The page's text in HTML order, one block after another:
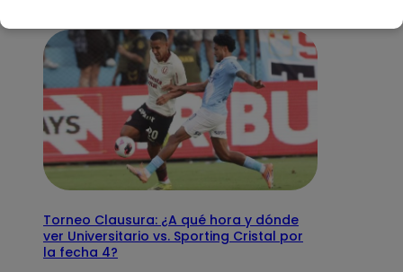
Torneo Clausura: ¿A qué hora y dónde
ver Universitario vs. Sporting Cristal por
la fecha 4?